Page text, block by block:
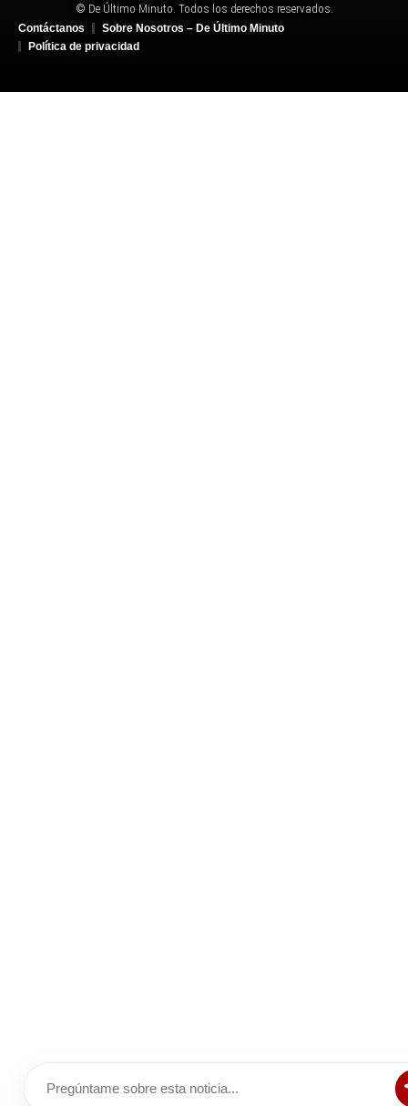
© De Último Minuto. Todos los derechos reservados.
Contáctanos
Sobre Nosotros – De Último Minuto
Política de privacidad